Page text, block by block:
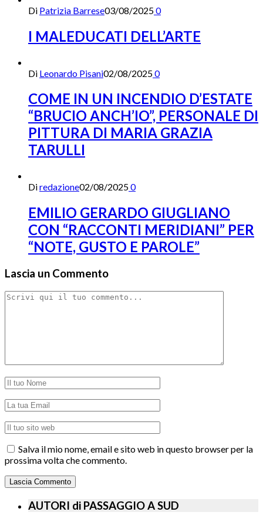
Di Patrizia Barrese03/08/20250
I MALEDUCATI DELL’ARTE
Di Leonardo Pisani02/08/20250
COME IN UN INCENDIO D’ESTATE
“BRUCIO ANCH’IO”, PERSONALE DI
PITTURA DI MARIA GRAZIA
TARULLI
Diredazione02/08/20250
EMILIO GERARDO GIUGLIANO
CON “RACCONTI MERIDIANI” PER
“NOTE, GUSTO E PAROLE”
Lascia un Commento
Salva il mio nome, email e sito web in questo browser per la
prossima volta che commento.
AUTORI di PASSAGGIO A SUD